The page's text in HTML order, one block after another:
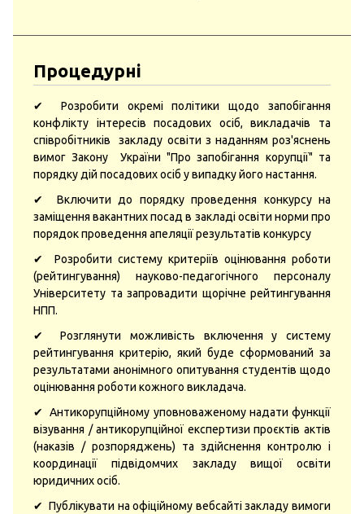
Процедурні
✔ Розробити окремі політики щодо запобігання
конфлікту інтересів посадових осіб, викладачів та
співробітників закладу освіти з наданням роз'яснень
вимог Закону України "Про запобігання корупції" та
порядку дій посадових осіб у випадку його настання.
✔ Включити до порядку проведення конкурсу на
заміщення вакантних посад в закладі освіти норми про
порядок проведення апеляції результатів конкурсу
✔ Розробити систему критеріїв оцінювання роботи
(рейтингування) науково-педагогічного персоналу
Університету та запровадити щорічне рейтингування
НПП.
✔ Розглянути можливість включення у систему
рейтингування критерію, який буде сформований за
результатами анонімного опитування студентів щодо
оцінювання роботи кожного викладача.
✔ Антикорупційному уповноваженому надати функції
візування / антикорупційної експертизи проєктів актів
(наказів / розпоряджень) та здійснення контролю і
координації підвідомчих закладу вищої освіти
юридичних осіб.
✔ Публікувати на офіційному вебсайті закладу вимоги